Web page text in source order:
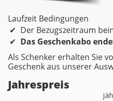
Laufzeit Bedingungen
Der Bezugszeitraum
Das Geschenkabo
Als Schenker erhalten Sie
Geschenk aus unserer
Jahrespreis